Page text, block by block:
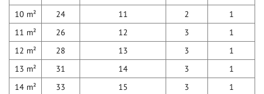
10 m²
24 11 2
1
11 m²
26 12 3
1
12 m²
28 13 3
1
13 m²
31 14 3
1
14 m²
33 15 3
1